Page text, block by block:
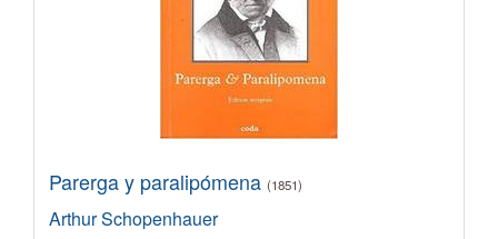
Parerga y paralipómena (1851)
Arthur Schopenhauer